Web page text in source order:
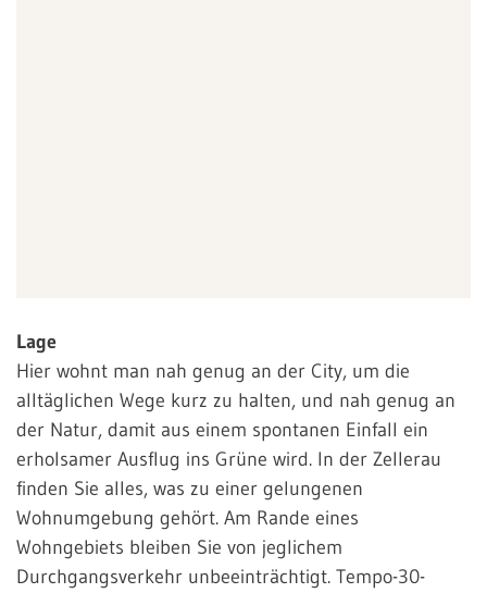
Lage
Hier wohnt man nah genug an der City, um die
alltäglichen Wege kurz zu halten, und nah genug an
der Natur, damit aus einem spontanen Einfall ein
erholsamer Ausflug ins Grüne wird. In der Zellerau
finden Sie alles, was zu einer gelungenen
Wohnumgebung gehört. Am Rande eines
Wohngebiets bleiben Sie von jeglichem
Durchgangsverkehr unbeeinträchtigt. Tempo-30-